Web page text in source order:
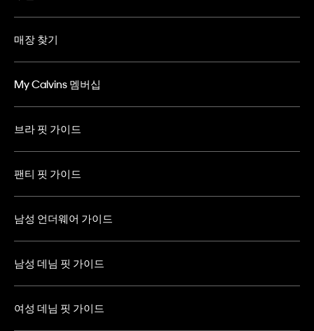
매장 찾기
My Calvins 멤버십
브라 핏 가이드
팬티 핏 가이드
남성 언더웨어 가이드
남성 데님 핏 가이드
여성 데님 핏 가이드